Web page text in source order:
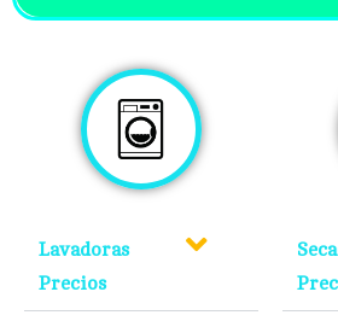
Lavadoras
Precios